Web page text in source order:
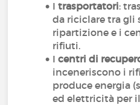
Itrasportatori:
da riciclare tra
ripartizione e i
rifiuti.
Icentri di
inceneriscono i
produce energia
ed elettricità per